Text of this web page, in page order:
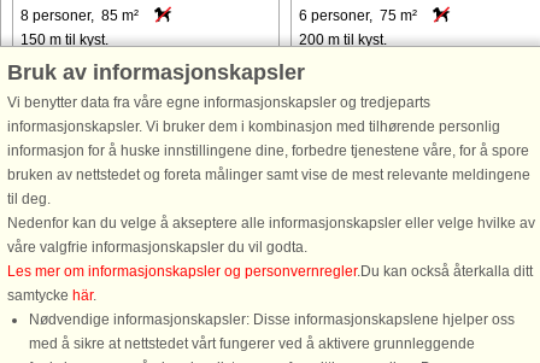
8 personer, 85 m²
150 m til kyst.
Sommerhus med spabad og sauna, 2
badeværelser, 3 værelser, hems,
super køkken, stor stue med
brændeovn og direkte udgang til stor
terrasse, hvor der er installeret
terrassevarmere. Alt i møbler og
inventar ...
fra 5.798 NOK
6 personer, 75 m²
200 m til kyst.
Velbeliggende, renoveret
kun ca. 200 meter fra Limfjorden
børnevenlig strand og stor
legeplads/boldbane med god plads
at boltre sig på en varm sommerdag.
fra 7.513 NOK
Bruk av informasjonskapsler
Vi benytter data fra våre egne informasjonskapsler og tredjeparts
informasjonskapsler. Vi bruker dem i kombinasjon med tilhørende personlig
informasjon for å huske innstillingene dine, forbedre tjenestene våre, for å spore
bruken av nettstedet og foreta målinger samt vise de mest relevante meldingene
til deg.
Nedenfor kan du velge å akseptere alle informasjonskapsler eller velge hvilke av
våre valgfrie informasjonskapsler du vil godta.
Les mer om informasjonskapsler og personvernregler.Du kan också återkalla ditt
samtycke här.
Nødvendige informasjonskapsler: Disse informasjonskapslene hjelper oss
med å sikre at nettstedet vårt fungerer ved å aktivere grunnleggende